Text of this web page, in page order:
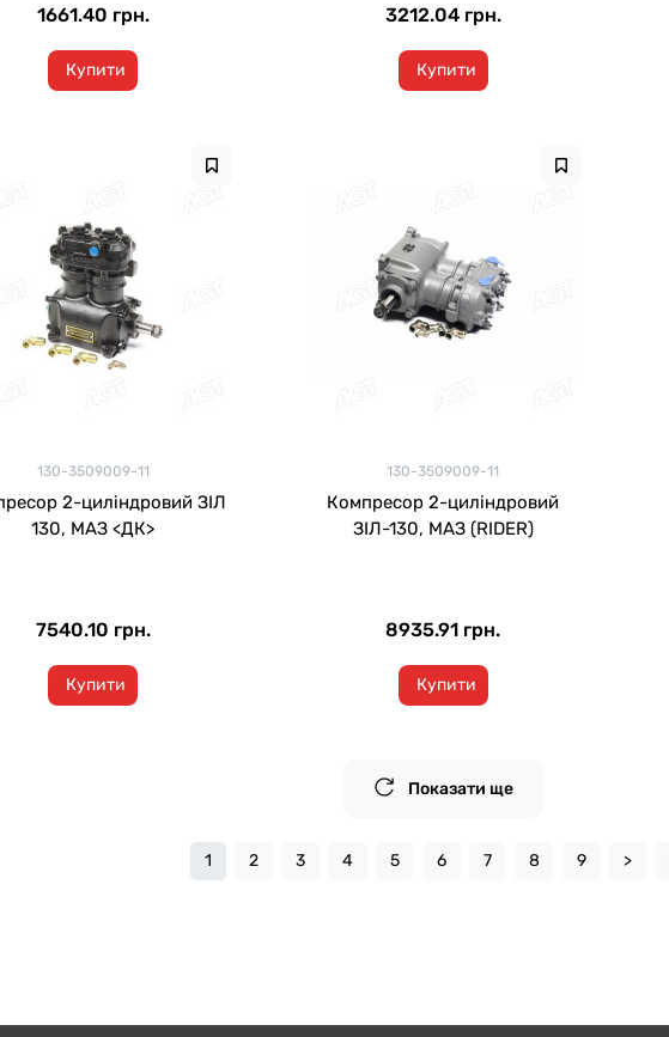
1661.40 грн.
Купити
3212.04 грн.
Купити
130-3509009-11
2-циліндровий ЗІЛ
130, МАЗ <ДК>
7540.10 грн.
Купити
130-3509009-11
Компресор 2-циліндровий
ЗІЛ-130, МАЗ (RIDER)
8935.91 грн.
Купити
Показати ще
1 2 3 4 5 6 7 8 9 >